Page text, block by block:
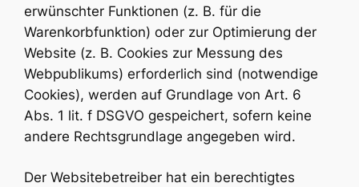
erwünschter Funktionen (z. B. für die
Warenkorbfunktion) oder zur Optimierung der
Website (z. B. Cookies zur Messung des
Webpublikums) erforderlich sind (notwendige
Cookies), werden auf Grundlage von Art. 6
Abs. 1 lit. f DSGVO gespeichert, sofern keine
andere Rechtsgrundlage angegeben wird.
Der Websitebetreiber hat ein berechtigtes